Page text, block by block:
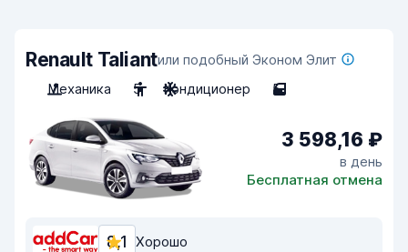
Renault Taliantили подобный Эконом Элит
Механика
5 Кондиционер 5
3 598,16 ₽
в день
Бесплатная отмена
8,1 Хорошо